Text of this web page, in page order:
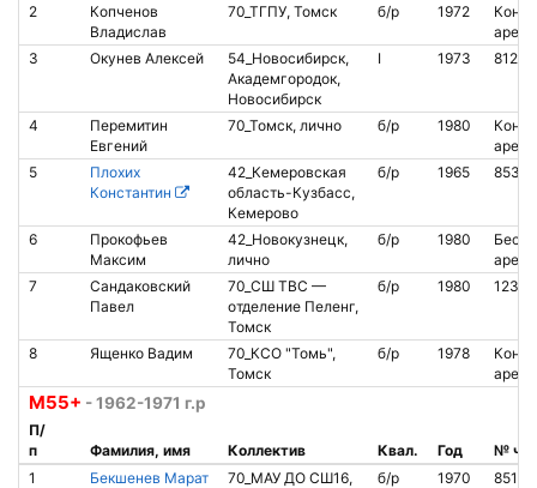
2
Копченов
Владислав
70_ТГПУ, Томск б/р 1972
3
Окунев Алексей
54_Новосибирск,
Академгородок,
Новосибирск
I 1973
4
Перемитин
Евгений
70_Томск, лично б/р 1980
5
Плохих
Константин
42_Кемеровская
область-Кузбасс,
Кемерово
б/р 1965
6
Прокофьев
Максим
42_Новокузнецк,
лично
б/р 1980
7
Сандаковский
Павел
70_СШ ТВС —
отделение Пеленг,
Томск
б/р 1980
8 Ященко Вадим
70_КСО "Томь",
Томск
б/р 1978
М55+ - 1962-1971 г.р
П/
п
Фамилия, имя Коллектив Квал. Год
№
1
Бекшенев Марат
70_МАУ ДО СШ16,
б/р 1970